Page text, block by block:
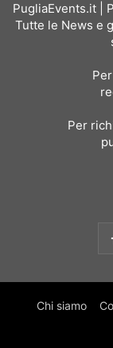
PugliaEvents.it |
Tutte le News e
Per
Chi siamo